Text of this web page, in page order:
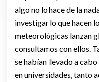
algo no lo hace de la
investigar lo que hacen
meteorológicas lanzan
consultamos con ellos.
se habían llevado a
en universidades, tanto